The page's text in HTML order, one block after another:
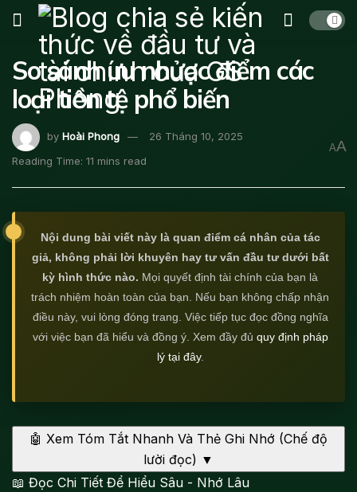
So sánh ưu nhược điểm các
loại tiền tệ phổ biến
by Hoài Phong
26 Tháng 10, 2025
Reading Time: 11 mins read
AA
Nội dung bài viết này là quan điểm cá nhân của tác
giả, không phải lời khuyên hay tư vấn đầu tư dưới bất
kỳ hình thức nào. Mọi quyết định tài chính của bạn là
trách nhiệm hoàn toàn của bạn. Nếu bạn không chấp nhận
điều này, vui lòng đóng trang. Việc tiếp tục đọc đồng nghĩa
với việc bạn đã hiểu và đồng ý. Xem đầy đủ quy định pháp
lý tại đây.
🤖 Xem Tóm Tắt Nhanh Và Thẻ Ghi Nhớ (Chế độ
lười đọc) ▼
📖 Đọc Chi Tiết Để Hiểu Sâu - Nhớ Lâu